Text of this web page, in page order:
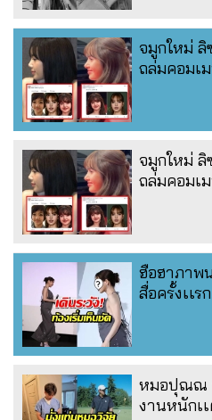
จมูกใหม่ ลิ
ถล่มคอมเ
จมูกใหม่ ลิ
ถล่มคอมเ
ฮือฮาภาพ
สื่อครั้งเเร
หมอปุณณ
งานหนักเ